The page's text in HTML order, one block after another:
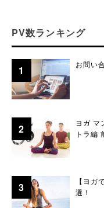
PV数ランキング
お問い
ヨガ マ
トラ編
【ヨガ
選！